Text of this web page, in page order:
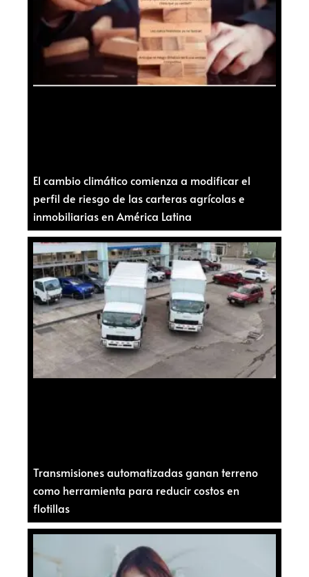
El cambio climático comienza a modificar el
perfil de riesgo de las carteras agrícolas e
inmobiliarias en América Latina
Transmisiones automatizadas ganan terreno
como herramienta para reducir costos en
flotillas